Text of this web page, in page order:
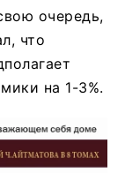
очередь,
что
на 1-3%.